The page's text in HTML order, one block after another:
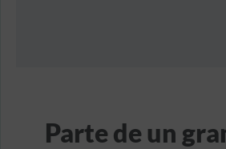
Parte de un